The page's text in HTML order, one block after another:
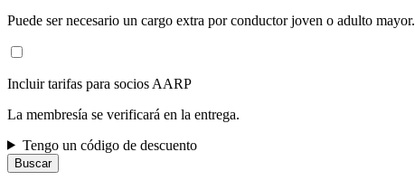
Puede ser necesario un cargo extra por conductor joven o adulto mayor.
Incluir tarifas para socios AARP
La membresía se verificará en la entrega.
Tengo un código de descuento
Buscar